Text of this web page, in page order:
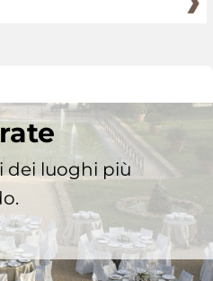
dei luoghi più